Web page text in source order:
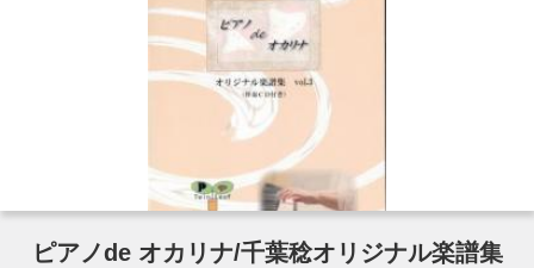
ピアノde オカリナ/千葉稔オリジナル楽譜集